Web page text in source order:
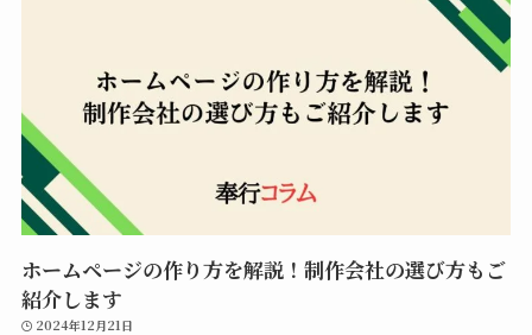
ホームページの作り方を解説！制作会社の選び方もご
紹介します
2024年12月21日